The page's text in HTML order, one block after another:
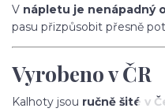
V nápletu je nenápadný
pasu přizpůsobit přesně
Vyrobeno v ČR
Kalhoty jsou ručně šité v